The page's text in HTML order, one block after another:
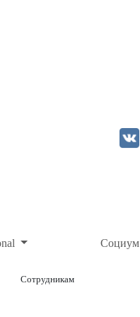
Социум
Сотрудникам